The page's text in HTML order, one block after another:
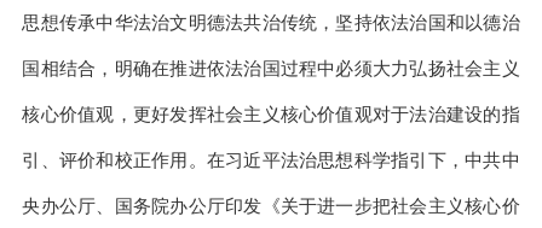
思想传承中华法治文明德法共治传统，坚持依法治国和以德治
国相结合，明确在推进依法治国过程中必须大力弘扬社会主义
核心价值观，更好发挥社会主义核心价值观对于法治建设的指
引、评价和校正作用。在习近平法治思想科学指引下，中共中
央办公厅、国务院办公厅印发《关于进一步把社会主义核心价